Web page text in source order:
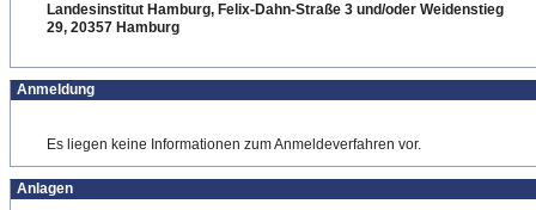
Landesinstitut Hamburg, Felix-Dahn-Straße 3 und/oder Weidenstieg
29, 20357 Hamburg
Anmeldung
Es liegen keine Informationen zum Anmeldeverfahren vor.
Anlagen